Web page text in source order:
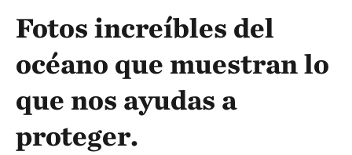
Fotos increíbles del
océano que muestran lo
que nos ayudas a
proteger.